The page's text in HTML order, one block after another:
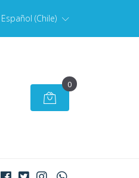
Español (Chile)
0